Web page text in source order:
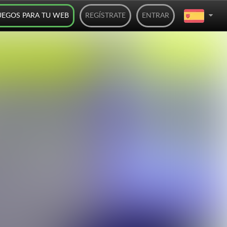
ENTRAR
REGÍSTRATE
PARA TU WEB